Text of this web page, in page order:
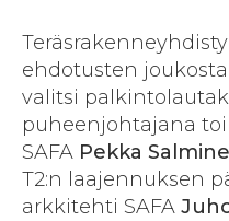
ehdotusten
valitsi
puheenjohtajana
SAFA Pekka
T2:n laajennuksen
arkkitehti SAFA